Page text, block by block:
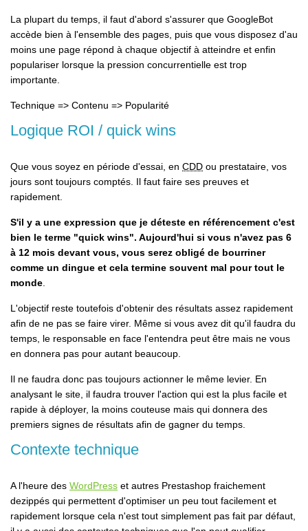
La plupart du temps, il faut d'abord s'assurer que GoogleBot
accède bien à l'ensemble des pages, puis que vous disposez d'au
moins une page répond à chaque objectif à atteindre et enfin
populariser lorsque la pression concurrentielle est trop
importante.
Technique => Contenu => Popularité
Logique ROI / quick wins
Que vous soyez en période d'essai, en CDD ou prestataire, vos
jours sont toujours comptés. Il faut faire ses preuves et
rapidement.
S'il y a une expression que je déteste en référencement c'est
bien le terme "quick wins". Aujourd'hui si vous n'avez pas 6
à 12 mois devant vous, vous serez obligé de bourriner
comme un dingue et cela termine souvent mal pour tout le
monde
L'objectif reste toutefois d'obtenir des résultats assez rapidement
afin de ne pas se faire virer. Même si vous avez dit qu'il faudra du
temps, le responsable en face l'entendra peut être mais ne vous
en donnera pas pour autant beaucoup.
Il ne faudra donc pas toujours actionner le même levier. En
analysant le site, il faudra trouver l'action qui est la plus facile et
rapide à déployer, la moins couteuse mais qui donnera des
premiers signes de résultats afin de gagner du temps.
Contexte technique
A l'heure des WordPress et autres Prestashop fraichement
dezippés qui permettent d'optimiser un peu tout facilement et
rapidement lorsque cela n'est tout simplement pas fait par défaut,